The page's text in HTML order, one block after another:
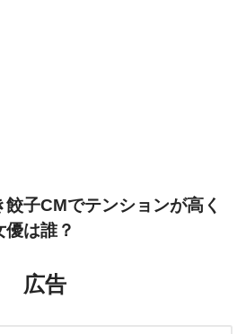
子CMでテンションが高く
優は誰？
広告